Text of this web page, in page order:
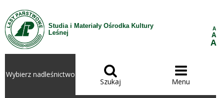
Przejdź do treści
Studia i Materiały Ośrodka Kultury
Leśnej
A
A
A
Wybierz nadleśnictwo 
Szukaj

Menu